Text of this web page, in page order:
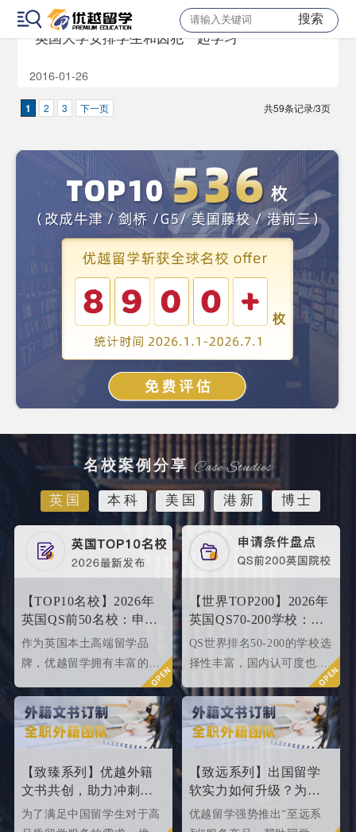
搜索
英国大学安排学生和囚犯一起学习
2016-01-26
共59条记录/3页
1 2 3 下一页
名校案例分享
英国 本科 美国 港新 博士
【TOP10名校】2026年
英国QS前50名校：申请
条件终极大盘点！
作为英国本土高端留学品
牌，优越留学拥有丰富的名
校申请成功案例，借此篇文
章为大家盘点英国top 10名
校2024年申请条件，给正在
准备25fall硕士申请的同学
【世界TOP200】2026年
英国QS70-200学校：申
请条件大盘点
QS世界排名50-200的学校选
择性丰富，国内认可度也很
高，所以今天优越就来给大
家盘点一下25fallQS前50-
000内英国院校的申请条件
如何。
【致臻系列】优越外籍
文书共创，助力冲刺世
界名校硕士offer！
为了满足中国留学生对于高
【致远系列】出国留学
软实力如何升级？为
2026/2027fall冲刺度身定
制！
优越留学强势推出“至远系